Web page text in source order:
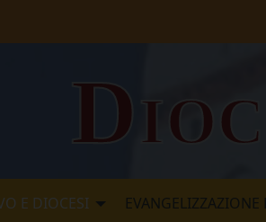
E DIOCESI EVANGELIZZAZIONE